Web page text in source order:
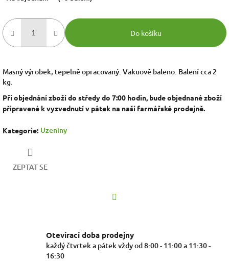
Do košíku
Masný výrobek, tepelně opracovaný. Vakuově baleno. Balení cca 2
kg.
Při objednání zboží do středy do 7:00 hodin, bude objednané zboží
připravené k vyzvednutí v pátek na naší farmářské prodejně.
Kategorie: Uzeniny
ZEPTAT SE
Otevírací doba prodejny
každý čtvrtek a pátek vždy od 8:00 - 11:00 a 11:30 -
16:30